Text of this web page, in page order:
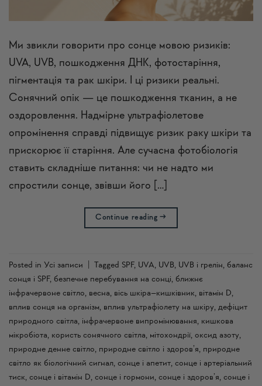
Ми звикли говорити про сонце мовою ризиків:
UVA, UVB, пошкодження ДНК, фотостаріння,
пігментація та рак шкіри. І ці ризики реальні.
Сонячний опік — це пошкодження тканин, а не
оздоровлення. Надмірне ультрафіолетове
опромінення справді підвищує ризик раку шкіри та
прискорює її старіння. Але сучасна фотобіологія
ставить складніше питання: чи не надто ми
спростили сонце, звівши його […]
Continue reading→
Posted in Усi записи Tagged SPF, UVA, UVB, UVB і грелін, баланс
сонця і SPF, безпечне перебування на сонці, ближнє
інфрачервоне світло, весна, вісь шкіра–кишківник, вітамін D,
вплив сонця на організм, вплив ультрафіолету на шкіру, дефіцит
природного світла, інфрачервоне випромінювання, кишкова
мікробіота, користь сонячного світла, мітохондрії, оксид азоту,
природне денне світло, природне світло і здоров’я, природне
світло як біологічний сигнал, сонце і апетит, сонце і артеріальний
тиск, сонце і вітамін D, сонце і гормони, сонце і здоров’я, сонце і